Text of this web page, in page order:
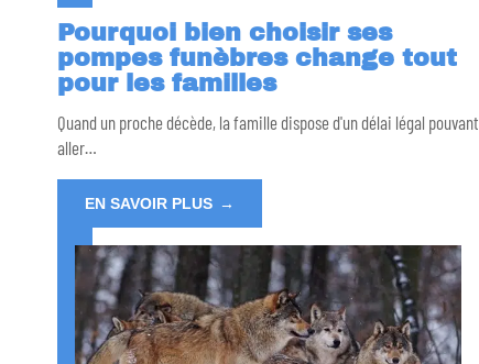
Pourquoi bien choisir ses
pompes funèbres change tout
pour les familles
Quand un proche décède, la famille dispose d'un délai légal pouvant
aller…
EN SAVOIR PLUS